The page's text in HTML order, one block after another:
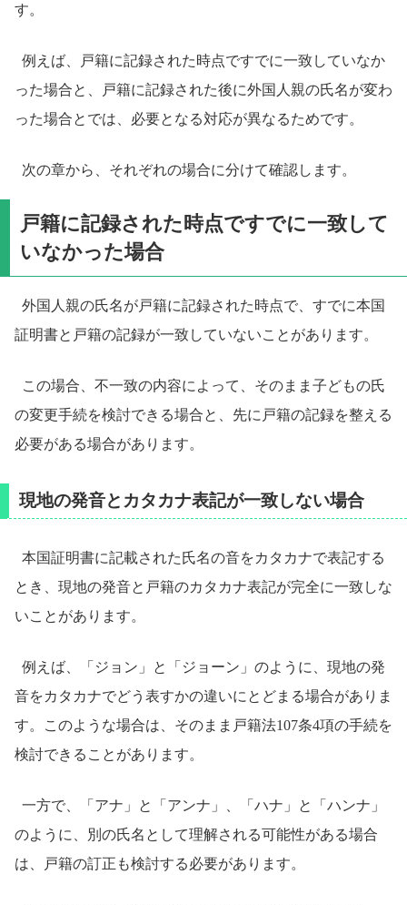
す。
例えば、戸籍に記録された時点ですでに一致していなか
った場合と、戸籍に記録された後に外国人親の氏名が変わ
った場合とでは、必要となる対応が異なるためです。
次の章から、それぞれの場合に分けて確認します。
戸籍に記録された時点ですでに一致して
いなかった場合
外国人親の氏名が戸籍に記録された時点で、すでに本国
証明書と戸籍の記録が一致していないことがあります。
この場合、不一致の内容によって、そのまま子どもの氏
の変更手続を検討できる場合と、先に戸籍の記録を整える
必要がある場合があります。
現地の発音とカタカナ表記が一致しない場合
本国証明書に記載された氏名の音をカタカナで表記する
とき、現地の発音と戸籍のカタカナ表記が完全に一致しな
いことがあります。
例えば、「ジョン」と「ジョーン」のように、現地の発
音をカタカナでどう表すかの違いにとどまる場合がありま
す。このような場合は、そのまま戸籍法107条4項の手続を
検討できることがあります。
一方で、「アナ」と「アンナ」、「ハナ」と「ハンナ」
のように、別の氏名として理解される可能性がある場合
は、戸籍の訂正も検討する必要があります。